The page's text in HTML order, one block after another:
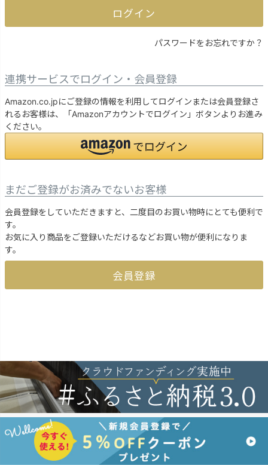
ログイン
パスワードをお忘れですか？
連携サービスでログイン・会員登録
Amazon.co.jpにご登録の情報を利用してログインまたは会員登録さ
れるお客様は、「Amazonアカウントでログイン」ボタンよりお進み
ください。
まだご登録がお済みでないお客様
会員登録をしていただきますと、二度目のお買い物時にとても便利で
す。
お気に入り商品をご登録いただけるなどお買い物が便利になりま
す。
会員登録